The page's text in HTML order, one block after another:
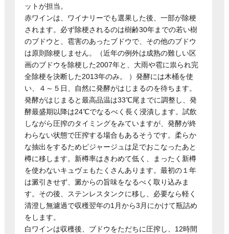
ットが担当。
赤ワインは、ワイナリーでも選果した後、一部が除梗
されます。必ず除梗されるのは樹齢30年までの若い樹
のブドウと、雹害のあったブドウで、その他のブドウ
は原則除梗しません。（近年の例外は成熟の難しい区
画のブドウを除梗した2007年と、大雨や雹に祟られ完
全除梗を決断した2013年のみ。 ）発酵には木桶を使
い、４～５日、自然に発酵がはじまるのを待ちます。
発酵がはじまると最高品温は33℃尾までに調整し、発
酵最盛期以降は24℃でなるべく長く浸漬します。試飲
しながら圧搾のタイミングをみていますが、発酵が終
わらない状態で圧搾する場合もあるそうです。柔らか
な抽出をするためピジャージュは足でおこなったあと
樽に移します。新樽率はきわめて低く、まったく新樽
を使わないキュヴェもたくさんあります。最初の１年
は澱引きせず、澱からの旨味をなるべく取り込みま
す。その後、ステンレスタンクに移し、必要なら軽く
清澄し無濾過で収穫翌年の1月から3月にかけて瓶詰め
をします。
白ワインは収穫後、ブドウをただちに圧搾し、12時間